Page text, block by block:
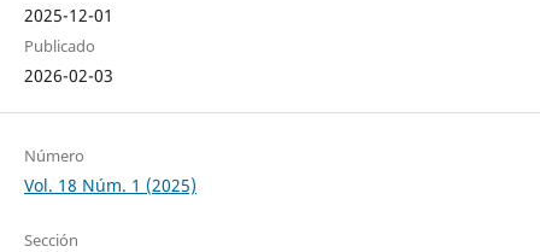
2025-12-01
Publicado
2026-02-03
Número
Vol. 18 Núm. 1 (2025)
Sección